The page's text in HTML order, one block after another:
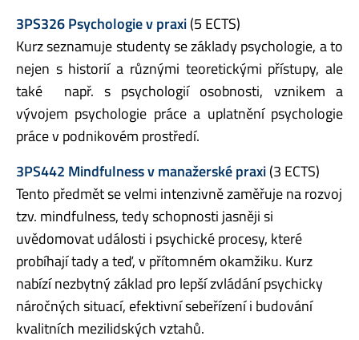
3PS326 Psychologie v praxi(5 ECTS)
Kurz seznamuje studenty se základy psychologie, a to
nejen s historií a různými teoretickými přístupy, ale
také např. s psychologií osobnosti, vznikem a
vývojem psychologie práce a uplatnění psychologie
práce v podnikovém prostředí.
3PS442 Mindfulness v manažerské praxi(3 ECTS)
Tento předmět se velmi intenzivně zaměřuje na rozvoj
tzv. mindfulness, tedy schopnosti jasněji si
uvědomovat události i psychické procesy, které
probíhají tady a teď, v přítomném okamžiku. Kurz
nabízí nezbytný základ pro lepší zvládání psychicky
náročných situací, efektivní sebeřízení i budování
kvalitních mezilidských vztahů.